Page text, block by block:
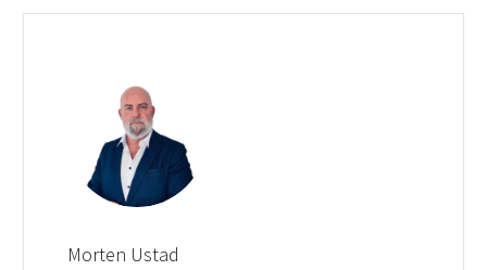
Morten Ustad